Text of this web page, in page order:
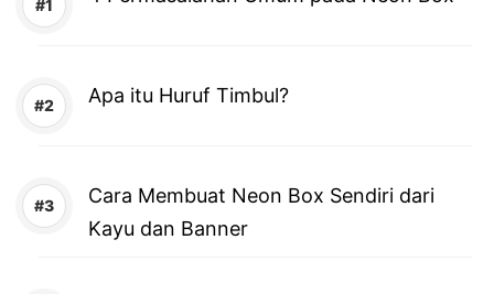
Apa itu Huruf Timbul?
Cara Membuat Neon Box Sendiri dari
Kayu dan Banner